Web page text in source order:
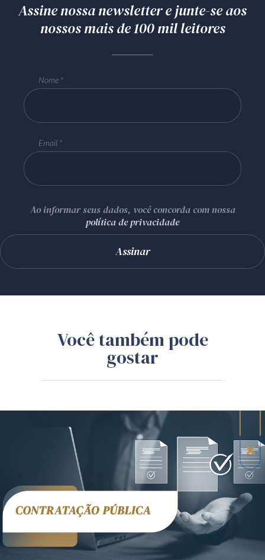
Assine nossa newsletter e junte-se aos
nossos mais de 100 mil leitores
Nome
Email
Ao informar seus dados, você concorda com nossa
política de privacidade
Você também pode
gostar